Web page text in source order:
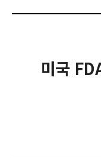
미국